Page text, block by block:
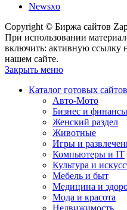
Newsxo
Copyright © Биржа сайтов
При использовании
включить: активную ссылку
нашем сайте.
Закрыть меню
Каталог готовых сайтов
Авто-Мото
Бизнес и финансы
Женский раздел
Животные
Игры и
Компьютеры и IT
Культура и
Мебель и быт
Медицина и
Мода и красота
Недвижимость